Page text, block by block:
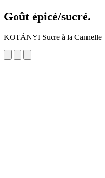
Goût épicé/sucré.
KOTÁNYI Sucre à la Cannelle